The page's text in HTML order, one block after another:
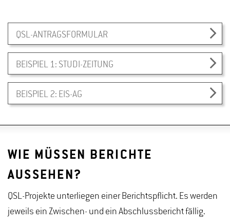
Wasserwirtschaftssimulationen
QSL-ANTRAGSFORMULAR
BEISPIEL 1: STUDI-ZEITUNG
BEISPIEL 2: EIS-AG
WIE MÜSSEN BERICHTE
AUSSEHEN?
QSL-Projekte unterliegen einer Berichtspflicht. Es werden
jeweils ein Zwischen- und ein Abschlussbericht fällig.